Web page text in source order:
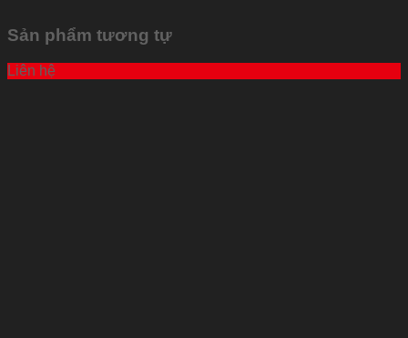
Sản phẩm tương tự
Liên hệ